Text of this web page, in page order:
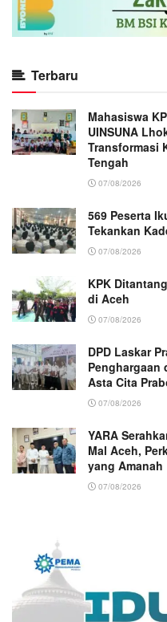
Terbaru
Mahasiswa
UINSUNA
Transformasi
Tengah
07/08/2026
569 Peserta
Tekankan
07/08/2026
KPK
di Aceh
07/08/2026
DPD Laskar
Penghargaan
Asta Cita
07/08/2026
YARA
Mal Aceh,
yang Amanah ‎
07/08/2026